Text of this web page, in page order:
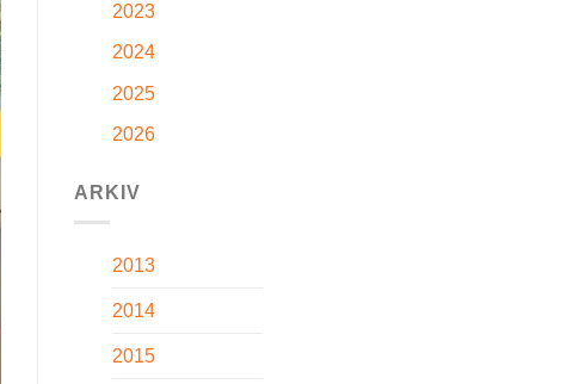
2023
2024
2025
2026
ARKIV
2013
2014
2015